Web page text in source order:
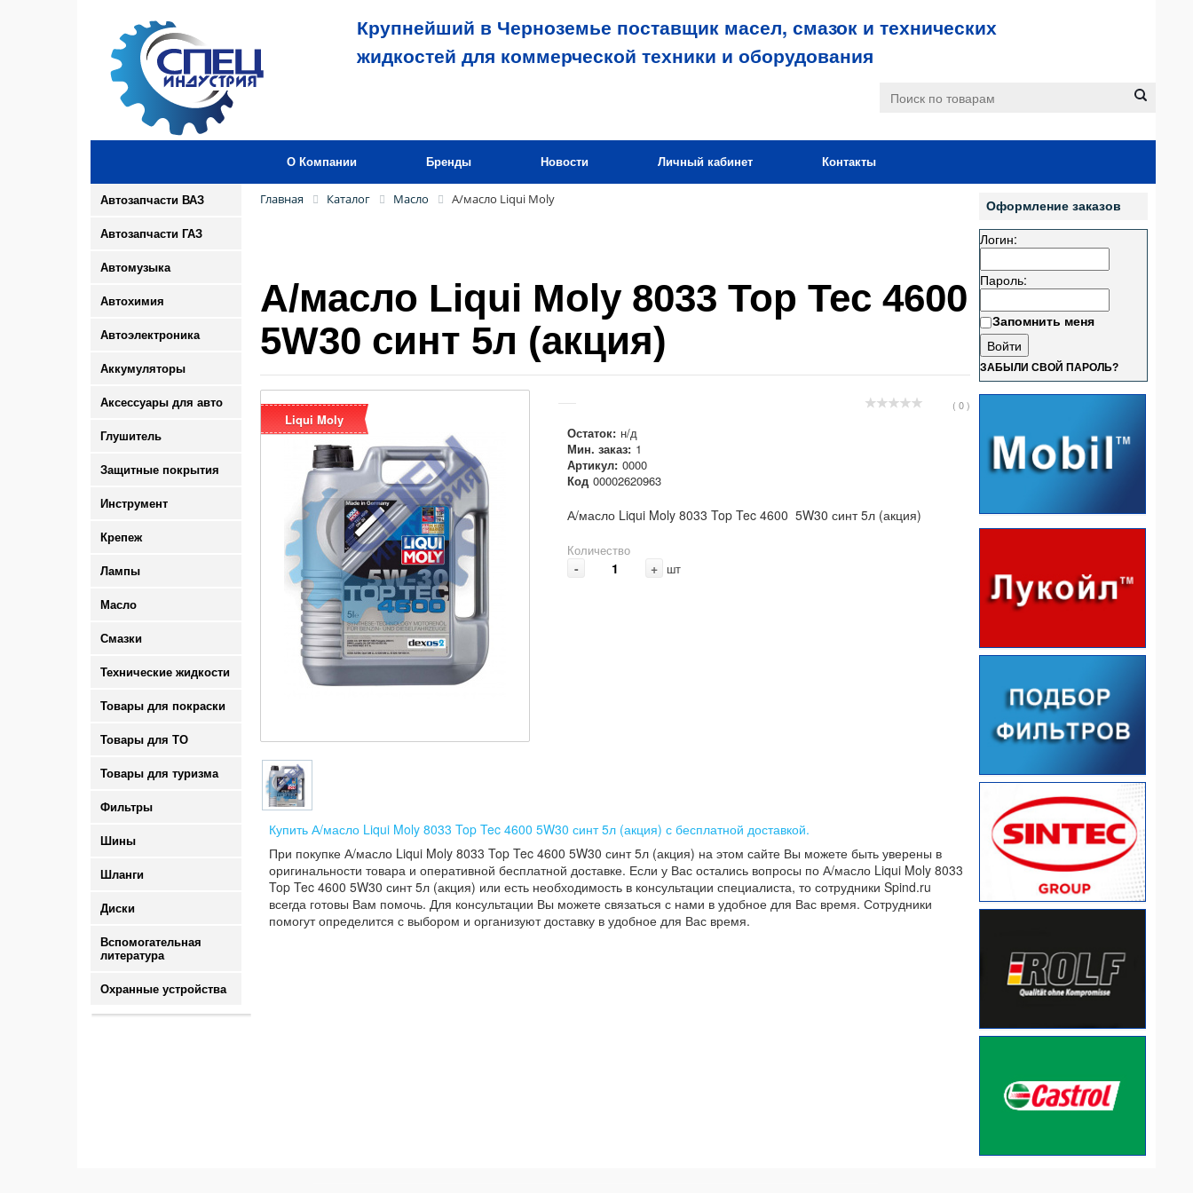
Крупнейший в Черноземье поставщик масел, смазок и технических
жидкостей для коммерческой техники и оборудования
О Компании Бренды Новости Личный кабинет Контакты
Автозапчасти ВАЗ
Автозапчасти ГАЗ
Автомузыка
Автохимия
Автоэлектроника
Аккумуляторы
Аксессуары для авто
Глушитель
Защитные покрытия
Инструмент
Крепеж
Лампы
Масло
Смазки
Технические жидкости
Товары для покраски
Товары для ТО
Товары для туризма
Фильтры
Шины
Шланги
Диски
Вспомогательная
литература
Охранные устройства
Главная Каталог Масло А/масло Liqui Moly
А/масло Liqui Moly 8033 Top Tec 4600
5W30 синт 5л (акция)
Liqui Moly
( 0 )
Остаток: н/д
Мин. заказ: 1
Артикул: 0000
Код 00002620963
А/масло Liqui Moly 8033 Top Tec 4600 5W30 синт 5л (акция)
Количество
- + шт
Купить А/масло Liqui Moly 8033 Top Tec 4600 5W30 синт 5л (акция) с бесплатной доставкой.
При покупке А/масло Liqui Moly 8033 Top Tec 4600 5W30 синт 5л (акция) на этом сайте Вы можете быть уверены в
оригинальности товара и оперативной бесплатной доставке. Если у Вас остались вопросы по А/масло Liqui Moly 8033
Top Tec 4600 5W30 синт 5л (акция) или есть необходимость в консультации специалиста, то сотрудники Spind.ru
всегда готовы Вам помочь. Для консультации Вы можете связаться с нами в удобное для Вас время. Сотрудники
помогут определится с выбором и организуют доставку в удобное для Вас время.
Оформление заказов
Логин:
Пароль:
Запомнить меня
ЗАБЫЛИ СВОЙ ПАРОЛЬ?